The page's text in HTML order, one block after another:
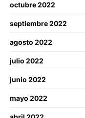
octubre 2022
septiembre 2022
agosto 2022
julio 2022
junio 2022
mayo 2022